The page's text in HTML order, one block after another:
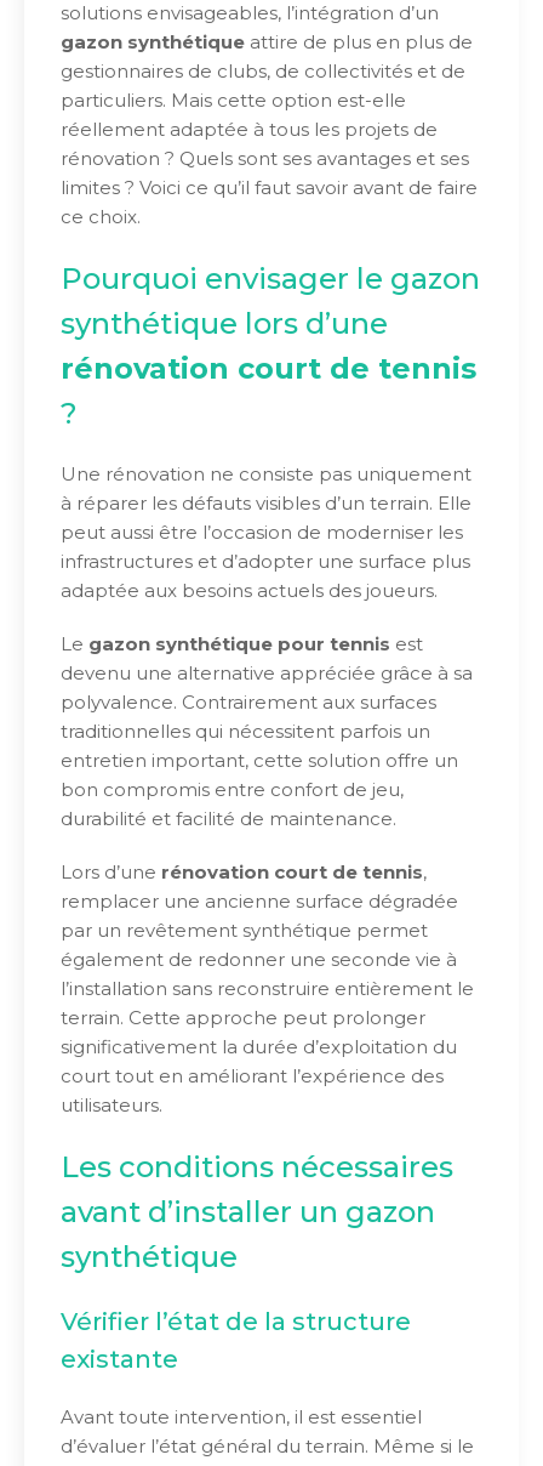
solutions envisageables, l’intégration d’un
gazon synthétique attire de plus en plus de
gestionnaires de clubs, de collectivités et de
particuliers. Mais cette option est-elle
réellement adaptée à tous les projets de
rénovation ? Quels sont ses avantages et ses
limites ? Voici ce qu’il faut savoir avant de faire
ce choix.
Pourquoi envisager le gazon
synthétique lors d’une
rénovation court de tennis
?
Une rénovation ne consiste pas uniquement
à réparer les défauts visibles d’un terrain. Elle
peut aussi être l’occasion de moderniser les
infrastructures et d’adopter une surface plus
adaptée aux besoins actuels des joueurs.
Le gazon synthétique pour tennis est
devenu une alternative appréciée grâce à sa
polyvalence. Contrairement aux surfaces
traditionnelles qui nécessitent parfois un
entretien important, cette solution offre un
bon compromis entre confort de jeu,
durabilité et facilité de maintenance.
Lors d’une rénovation court de tennis,
remplacer une ancienne surface dégradée
par un revêtement synthétique permet
également de redonner une seconde vie à
l’installation sans reconstruire entièrement le
terrain. Cette approche peut prolonger
significativement la durée d’exploitation du
court tout en améliorant l’expérience des
utilisateurs.
Les conditions nécessaires
avant d’installer un gazon
synthétique
Vérifier l’état de la structure
existante
Avant toute intervention, il est essentiel
d’évaluer l’état général du terrain. Même si le